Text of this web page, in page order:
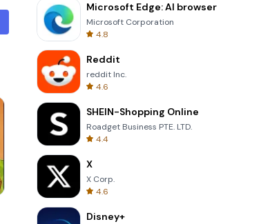
Microsoft Edge: AI browser
Microsoft Corporation
4.8
Reddit
reddit Inc.
4.6
SHEIN-Shopping Online
Roadget Business PTE. LTD.
4.4
X
X Corp.
4.6
Disney+